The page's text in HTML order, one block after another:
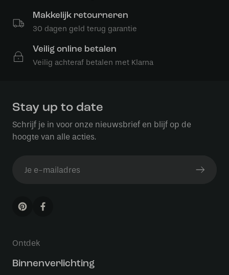
Makkelijk retourneren
30 dagen geld terug garantie
Veilig online betalen
Veilig achteraf betalen met Klarna
Stay up to date
Schrijf je in voor onze nieuwsbrief en blijf op de
hoogte van alle acties.
Ontdek
Binnenverlichting